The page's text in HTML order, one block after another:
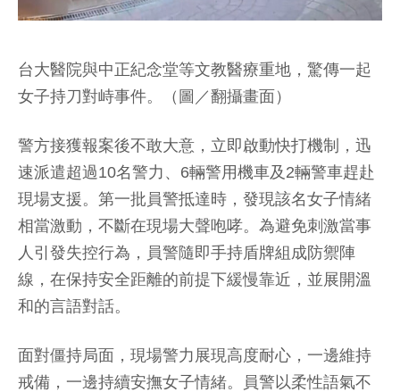
台大醫院與中正紀念堂等文教醫療重地，驚傳一起
女子持刀對峙事件。（圖／翻攝畫面）
警方接獲報案後不敢大意，立即啟動快打機制，迅
速派遣超過10名警力、6輛警用機車及2輛警車趕赴
現場支援。第一批員警抵達時，發現該名女子情緒
相當激動，不斷在現場大聲咆哮。為避免刺激當事
人引發失控行為，員警隨即手持盾牌組成防禦陣
線，在保持安全距離的前提下緩慢靠近，並展開溫
和的言語對話。
面對僵持局面，現場警力展現高度耐心，一邊維持
戒備，一邊持續安撫女子情緒。員警以柔性語氣不